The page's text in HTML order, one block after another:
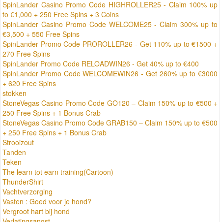
SpinLander Casino Promo Code HIGHROLLER25 - Claim 100% up
to €1,000 + 250 Free Spins + 3 Coins
SpinLander Casino Promo Code WELCOME25 - Claim 300% up to
€3,500 + 550 Free Spins
SpinLander Promo Code PROROLLER26 - Get 110% up to €1500 +
270 Free Spins
SpinLander Promo Code RELOADWIN26 - Get 40% up to €400
SpinLander Promo Code WELCOMEWIN26 - Get 260% up to €3000
+ 620 Free Spins
stokken
StoneVegas Casino Promo Code GO120 – Claim 150% up to €500 +
250 Free Spins + 1 Bonus Crab
StoneVegas Casino Promo Code GRAB150 – Claim 150% up to €500
+ 250 Free Spins + 1 Bonus Crab
Strooizout
Tanden
Teken
The learn tot earn training(Cartoon)
ThunderShirt
Vachtverzorging
Vasten : Goed voor je hond?
Vergroot hart bij hond